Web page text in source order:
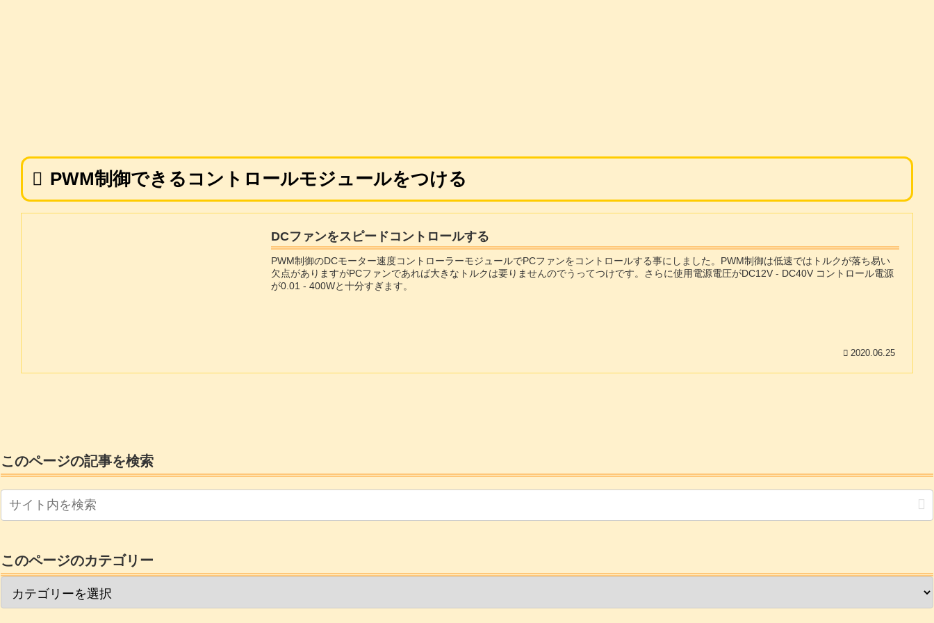
PWM制御できるコントロールモジュールをつける
DCファンをスピードコントロールする
PWM制御のDCモーター速度コントローラーモジュールでPCファンをコントロールする事にしました。PWM制御は低速ではトルクが落ち易い
欠点がありますがPCファンであれば大きなトルクは要りませんのでうってつけです。さらに使用電源電圧がDC12V - DC40V コントロール電源
が0.01 - 400Wと十分すぎます。
2020.06.25
このページの記事を検索
このページのカテゴリー